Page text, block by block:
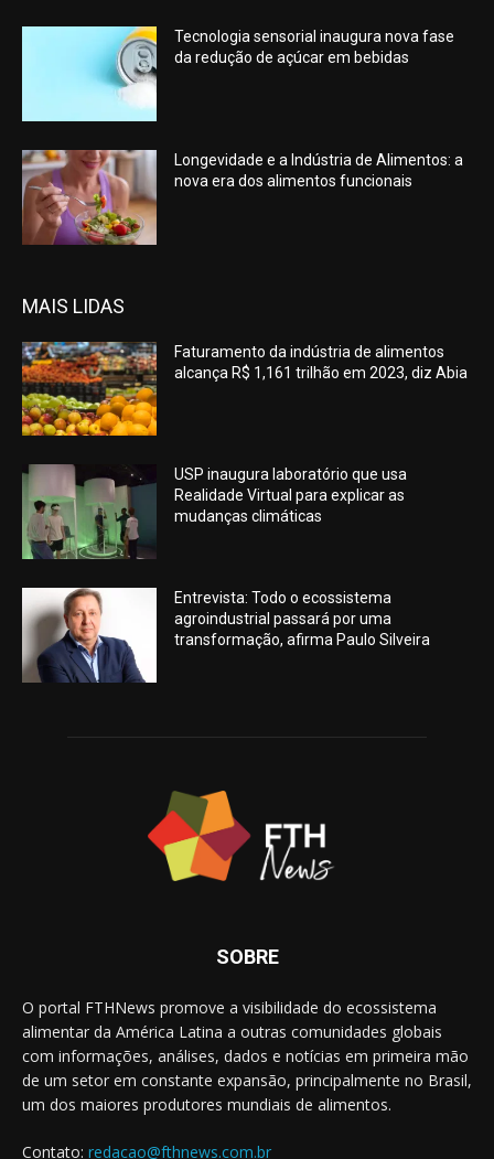
Tecnologia sensorial inaugura nova fase
da redução de açúcar em bebidas
Longevidade e a Indústria de Alimentos: a
nova era dos alimentos funcionais
MAIS LIDAS
Faturamento da indústria de alimentos
alcança R$ 1,161 trilhão em 2023, diz Abia
USP inaugura laboratório que usa
Realidade Virtual para explicar as
mudanças climáticas
Entrevista: Todo o ecossistema
agroindustrial passará por uma
transformação, afirma Paulo Silveira
SOBRE
O portal FTHNews promove a visibilidade do ecossistema
alimentar da América Latina a outras comunidades globais
com informações, análises, dados e notícias em primeira mão
de um setor em constante expansão, principalmente no Brasil,
um dos maiores produtores mundiais de alimentos.
Contato: redacao@fthnews.com.br